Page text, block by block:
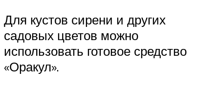
Для кустов сирени и других
садовых цветов можно
использовать готовое средство
«Оракул».